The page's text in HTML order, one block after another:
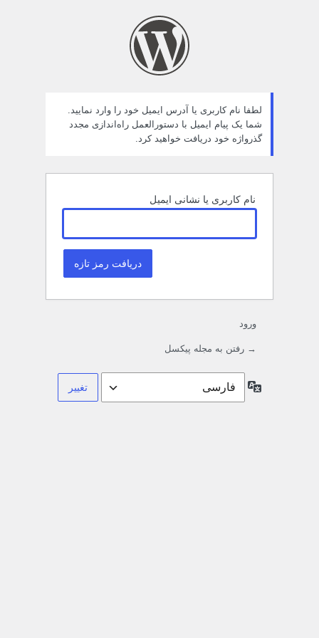
لطفا نام کاربری یا آدرس ایمیل خود را وارد نمایید.
شما یک پیام ایمیل با دستورالعمل راه‌اندازی مجدد
گذرواژه خود دریافت خواهید کرد.
نام کاربری یا نشانی ایمیل
ورود
→ رفتن به مجله پیکسل
زبان